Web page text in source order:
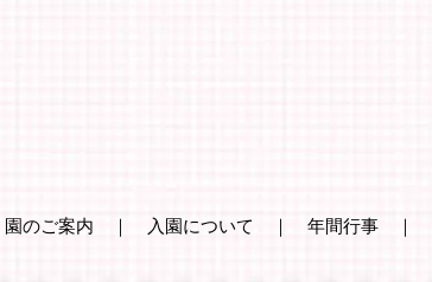
園のご案内 ｜ 入園について ｜ 年間行事 ｜